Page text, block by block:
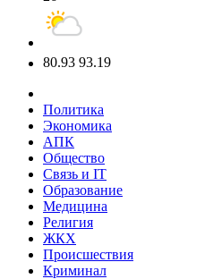
80.93 93.19
Политика
Экономика
АПК
Общество
Связь и IT
Образование
Медицина
Религия
ЖКХ
Происшествия
Криминал